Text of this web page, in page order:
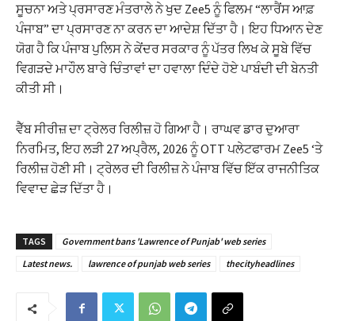
ਸੂਚਨਾ ਅਤੇ ਪ੍ਰਸਾਰਣ ਮੰਤਰਾਲੇ ਨੇ ਖੁਦ Zee5 ਨੂੰ ਫਿਲਮ “ਲਾਰੈਂਸ ਆਫ਼
ਪੰਜਾਬ” ਦਾ ਪ੍ਰਸਾਰਣ ਨਾ ਕਰਨ ਦਾ ਆਦੇਸ਼ ਦਿੱਤਾ ਹੈ। ਇਹ ਧਿਆਨ ਦੇਣ
ਯੋਗ ਹੈ ਕਿ ਪੰਜਾਬ ਪੁਲਿਸ ਨੇ ਕੇਂਦਰ ਸਰਕਾਰ ਨੂੰ ਪੱਤਰ ਲਿਖ ਕੇ ਸੂਬੇ ਵਿੱਚ
ਵਿਗੜਦੇ ਮਾਹੌਲ ਬਾਰੇ ਚਿੰਤਾਵਾਂ ਦਾ ਹਵਾਲਾ ਦਿੰਦੇ ਹੋਏ ਪਾਬੰਦੀ ਦੀ ਬੇਨਤੀ
ਕੀਤੀ ਸੀ।
ਵੈੱਬ ਸੀਰੀਜ਼ ਦਾ ਟ੍ਰੇਲਰ ਰਿਲੀਜ਼ ਹੋ ਗਿਆ ਹੈ। ਰਾਘਵ ਡਾਰ ਦੁਆਰਾ
ਨਿਰਮਿਤ, ਇਹ ਲੜੀ 27 ਅਪ੍ਰੈਲ, 2026 ਨੂੰ OTT ਪਲੇਟਫਾਰਮ Zee5 ‘ਤੇ
ਰਿਲੀਜ਼ ਹੋਣੀ ਸੀ। ਟ੍ਰੇਲਰ ਦੀ ਰਿਲੀਜ਼ ਨੇ ਪੰਜਾਬ ਵਿੱਚ ਇੱਕ ਰਾਜਨੀਤਿਕ
ਵਿਵਾਦ ਛੇੜ ਦਿੱਤਾ ਹੈ।
TAGS
Government bans 'Lawrence of Punjab' web series
Latest news.
lawrence of punjab web series thecityheadlines